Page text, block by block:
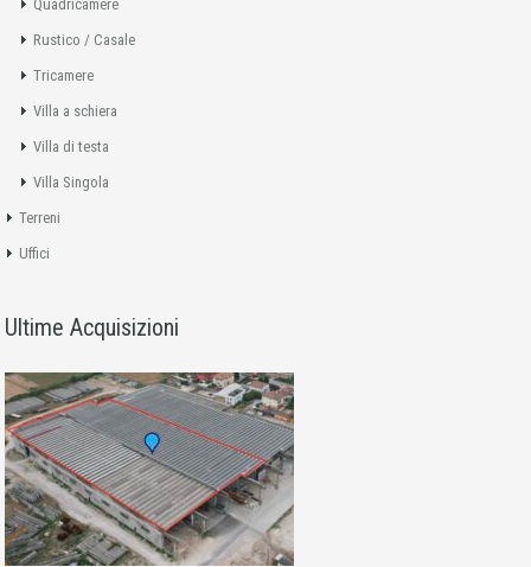
Quadricamere
Rustico / Casale
Tricamere
Villa a schiera
Villa di testa
Villa Singola
Terreni
Uffici
Ultime Acquisizioni